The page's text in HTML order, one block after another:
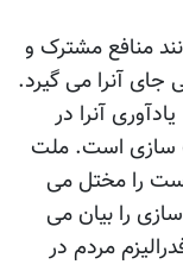
منافع مشترک و
جای آنرا می گیرد.
آنرا در
سازی است. ملت
را مختل می
را بیان می
مردم در